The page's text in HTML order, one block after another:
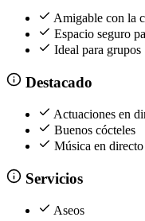
Amigable con la
Espacio seguro
Ideal para grupos
Destacado
Actuaciones en
Buenos cócteles
Música en directo
Servicios
Aseos